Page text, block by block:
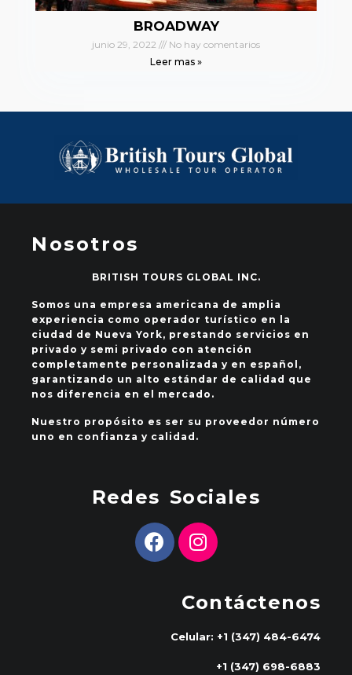
BROADWAY
junio 29, 2022
No hay comentarios
Leer mas »
Nosotros
BRITISH TOURS GLOBAL INC.
Somos una empresa americana de amplia
experiencia como operador turístico en la
ciudad de Nueva York, prestando servicios en
privado y semi privado con atención
completamente personalizada y en español,
garantizando un alto estándar de calidad que
nos diferencia en el mercado.
Nuestro propósito es ser su proveedor número
uno en confianza y calidad.
Redes Sociales
Contáctenos
Celular: +1 (347) 484-6474
+1 (347) 698-6883